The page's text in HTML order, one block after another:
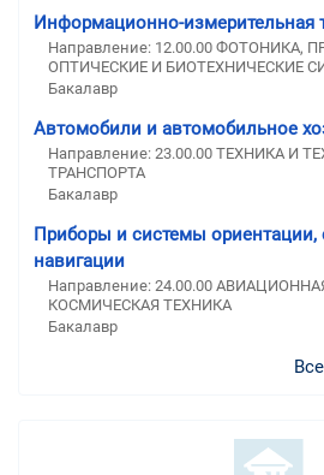
Информационно-измерительная
Направление: 12.00.00 ФОТОНИКА,
ОПТИЧЕСКИЕ И БИОТЕХНИЧЕСКИЕ
Бакалавр
Автомобили и автомобильное
Направление: 23.00.00 ТЕХНИКА И
ТРАНСПОРТА
Бакалавр
Приборы и системы ориентации,
навигации
Направление: 24.00.00
КОСМИЧЕСКАЯ ТЕХНИКА
Бакалавр